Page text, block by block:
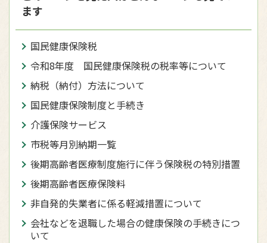
ます
国民健康保険税
令和8年度 国民健康保険税の税率等について
納税（納付）方法について
国民健康保険制度と手続き
介護保険サービス
市税等月別納期一覧
後期高齢者医療制度施行に伴う保険税の特別措置
後期高齢者医療保険料
非自発的失業者に係る軽減措置について
会社などを退職した場合の健康保険の手続きにつ
いて